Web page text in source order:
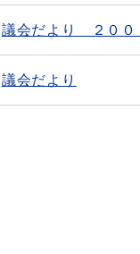
議会だより ２００
議会だより